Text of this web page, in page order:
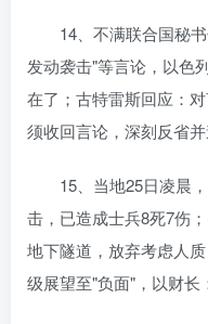
14、不满联合国秘
发动袭击"等言论，以色
在了；古特雷斯回应：
须收回言论，深刻反省并
15、当地25日凌晨
击，已造成士兵8死7伤
地下隧道，放弃考虑人
级展望至"负面"，以财长